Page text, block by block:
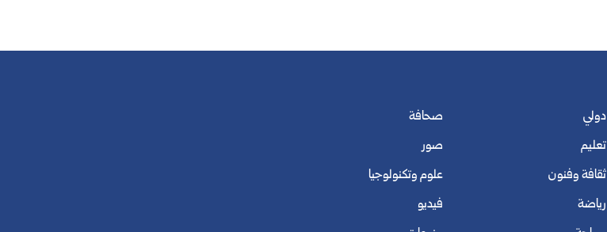
دولي
تعليم
ثقافة وفنون
رياضة
صحافة
صور
علوم وتكنولوجيا
فيديو